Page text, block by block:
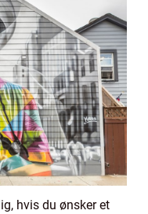
hvis du ønsker et